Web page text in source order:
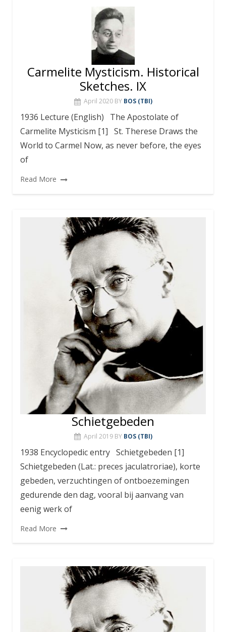
Carmelite Mysticism. Historical
Sketches. IX
April 2020 BY BOS (TBI)
1936 Lecture (English) The Apostolate of
Carmelite Mysticism [1] St. Therese Draws the
World to Carmel Now, as never before, the eyes
of
Read More
Schietgebeden
April 2019 BY BOS (TBI)
1938 Encyclopedic entry Schietgebeden [1]
Schietgebeden (Lat.: preces jaculatroriae), korte
gebeden, verzuchtingen of ontboezemingen
gedurende den dag, vooral bij aanvang van
eenig werk of
Read More